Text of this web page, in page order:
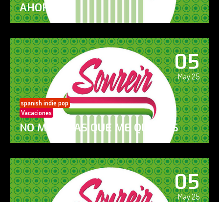
AHORA SÍ!
05
May 25
spanish indie pop
Vacaciones
NO ME DIGAS QUE ME QUIERES
05
May 25